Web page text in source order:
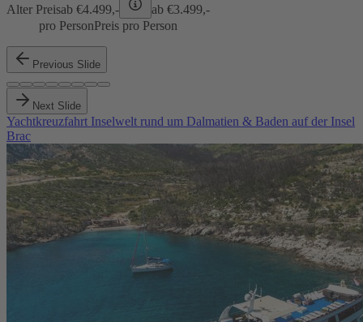
Alter Preisab €4.499,- ab €3.499,-
pro PersonPreis pro Person
Previous Slide
Next Slide
Yachtkreuzfahrt Inselwelt rund um Dalmatien & Baden auf der Insel
Brac